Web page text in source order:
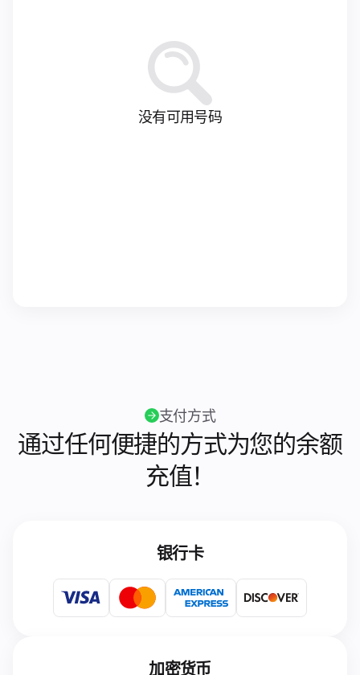
没有可用号码
支付方式
通过任何便捷的方式为您的余额
充值！
银行卡
加密货币